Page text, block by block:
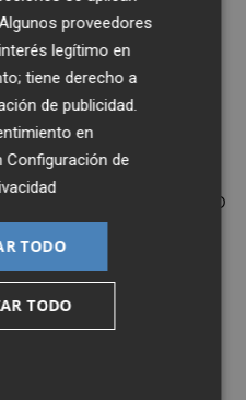
38.000 dosis.
puso en
de
en menores en
entonces, "esta
ha logrado
los ingresos por
en la Comunitat
Sincitial
frecuente y grave
proveedores
legítimo en
tiene derecho a
de publicidad
en
Configuración de
TODO
TODO